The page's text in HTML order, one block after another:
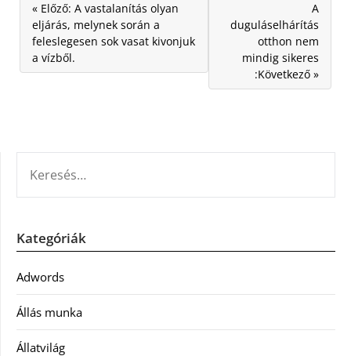
« Előző: A vastalanítás olyan
eljárás, melynek során a
feleslegesen sok vasat kivonjuk
a vízből.
A
duguláselhárítás
otthon nem
mindig sikeres
:Következő »
Kategóriák
Adwords
Állás munka
Állatvilág